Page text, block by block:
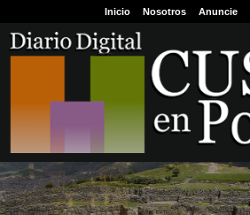
Inicio Nosotros Anuncie